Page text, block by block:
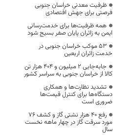
ظرفیت معدنی خراسان جنوبی
فرصتی برای جهش اقتصادی
همه ظرفیت‌ها برای خدمت‌رسانی
ایمن به زائران پایان صفر بسیج شود
53 موکب خراسان جنوبی در
خدمت زائران اربعین
جابه‌جایی 2 میلیون و 404 هزار تن
کالا از خراسان جنوبی به سراسر کشور
تشدید نظارت‌ها و همکاری
دستگاه‌ها برای کنترل قیمت‌ها
ضروری است
رفع 40 هزار نشتی گاز و کشف 76
مورد سرقت گاز در چهار ماهه نخست
سال